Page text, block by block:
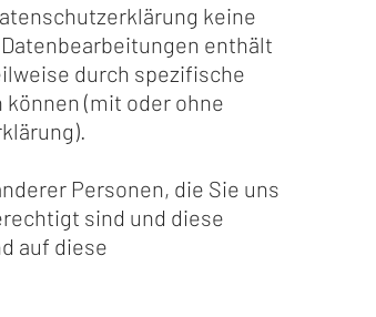
keine
enthält
durch spezifische
(mit oder ohne
Personen, die Sie uns
sind und diese
auf diese